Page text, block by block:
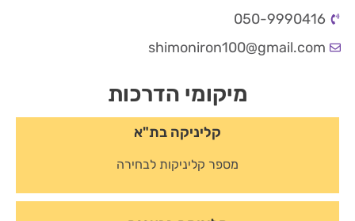
050-9990416
shimoniron100@gmail.com
מיקומי הדרכות
קליניקה בת"א
מספר קליניקות לבחירה